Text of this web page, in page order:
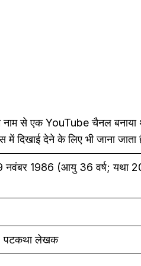
से एक YouTube चैनल बनाया
में दिखाई देने के लिए भी जाना जाता
नवंबर 1986 (आयु 36 वर्ष; यथा
पटकथा लेखक